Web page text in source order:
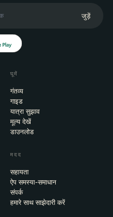
जुड़ें
घूमें
गंतव्य
गाइड
यात्रा सुझाव
मूल्य देखें
डाउनलोड
मदद
सहायता
ऐप समस्या-समाधान
संपर्क
हमारे साथ साझेदारी करें